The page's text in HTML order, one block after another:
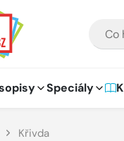
Speciály
Křivda